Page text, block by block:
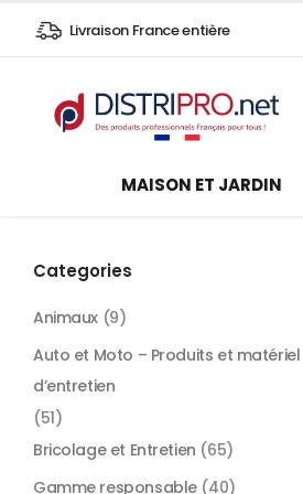
Livraison France entière
MAISON ET JARDIN
Categories
Animaux (9)
Auto et Moto – Produits et matériel
d’entretien
(51)
Bricolage et Entretien (65)
Gamme responsable (40)